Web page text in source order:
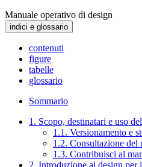
Manuale operativo di design
indici e glossario
contenuti
figure
tabelle
glossario
Sommario
1. Scopo, destinatari e uso
1.1. Versionamento e
1.2. Consultazione del
1.3. Contribuisci al
2. Introduzione al design